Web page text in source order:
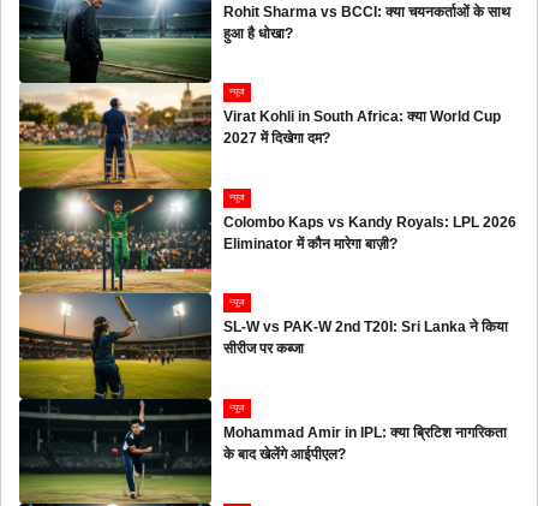
Rohit Sharma vs BCCI: क्या चयनकर्ताओं के साथ
हुआ है धोखा?
न्यूज
Virat Kohli in South Africa: क्या World Cup
2027 में दिखेगा दम?
न्यूज
Colombo Kaps vs Kandy Royals: LPL 2026
Eliminator में कौन मारेगा बाज़ी?
न्यूज
SL-W vs PAK-W 2nd T20I: Sri Lanka ने किया
सीरीज पर कब्जा
न्यूज
Mohammad Amir in IPL: क्या ब्रिटिश नागरिकता
के बाद खेलेंगे आईपीएल?